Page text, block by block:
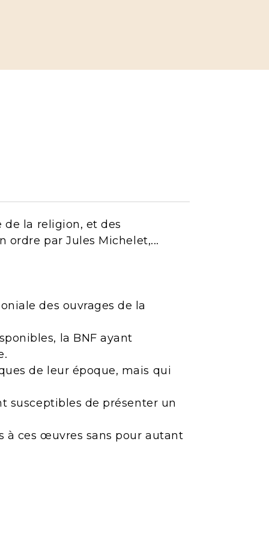
de la religion, et des
ordre par Jules Michelet,...
des ouvrages de la
la BNF ayant
de leur époque, mais qui
susceptibles de présenter un
à ces œuvres sans pour autant